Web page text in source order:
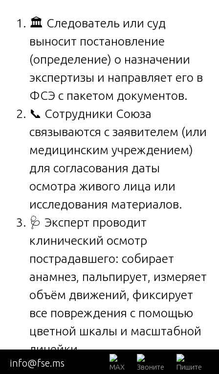
🏛️ Следователь или суд
выносит постановление
(определение) о назначении
экспертизы и направляет его в
ФСЭ с пакетом документов.
📞 Сотрудники Союза
связываются с заявителем (или
медицинским учреждением)
для согласования даты
осмотра живого лица или
исследования материалов.
🩺 Эксперт проводит
клинический осмотр
пострадавшего: собирает
анамнез, пальпирует, измеряет
объём движений, фиксирует
все повреждения с помощью
цветной шкалы и масштабной
линейки.
📸 Обязательная
info@fse.ms